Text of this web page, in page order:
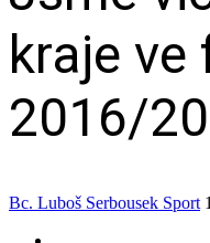
kraje
2016/
Bc. Luboš Serbousek Sport